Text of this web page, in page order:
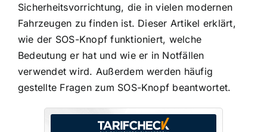
Sicherheitsvorrichtung, die in vielen modernen
Fahrzeugen zu finden ist. Dieser Artikel erklärt,
wie der SOS-Knopf funktioniert, welche
Bedeutung er hat und wie er in Notfällen
verwendet wird. Außerdem werden häufig
gestellte Fragen zum SOS-Knopf beantwortet.